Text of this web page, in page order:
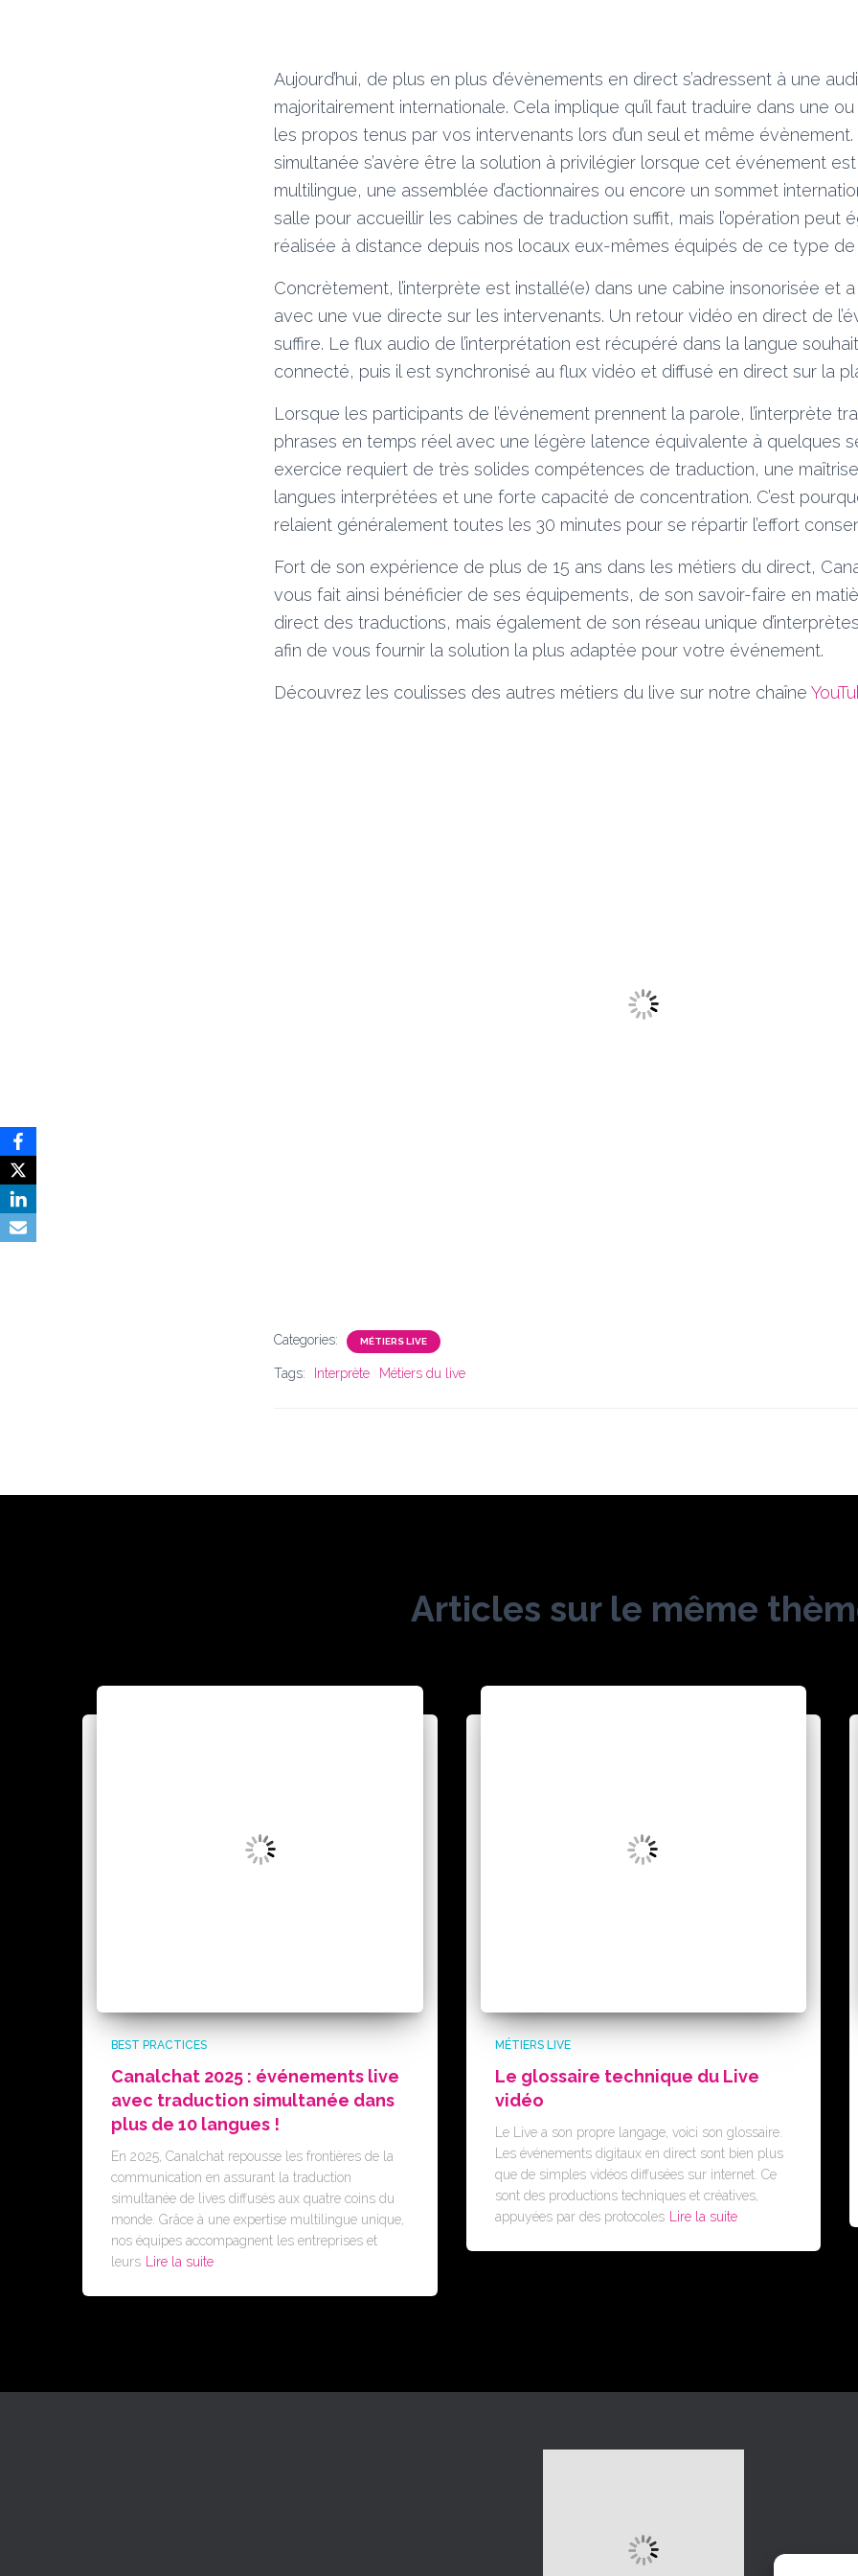
Aujourd’hui, de plus en plus d’évènements en direct s’adressent à une
majoritairement internationale. Cela implique qu’il faut traduire dans une
les propos tenus par vos intervenants lors d’un seul et même évènement.
simultanée s’avère être la solution à privilégier lorsque cet événement
multilingue, une assemblée d’actionnaires ou encore un sommet
salle pour accueillir les cabines de traduction suffit, mais l’opération peut
réalisée à distance depuis nos locaux eux-mêmes équipés de ce type de
Concrètement, l’interprète est installé(e) dans une cabine insonorisée et
avec une vue directe sur les intervenants. Un retour vidéo en direct de
suffire. Le flux audio de l’interprétation est récupéré dans la langue
connecté, puis il est synchronisé au flux vidéo et diffusé en direct sur la
Lorsque les participants de l’événement prennent la parole, l’interprète
phrases en temps réel avec une légère latence équivalente à quelques
exercice requiert de très solides compétences de traduction, une
langues interprétées et une forte capacité de concentration. C’est
relaient généralement toutes les 30 minutes pour se répartir l’effort
Fort de son expérience de plus de 15 ans dans les métiers du direct,
vous fait ainsi bénéficier de ses équipements, de son savoir-faire en
direct des traductions, mais également de son réseau unique
afin de vous fournir la solution la plus adaptée pour votre événement.
Découvrez les coulisses des autres métiers du live sur notre chaîne
Categories: MÉTIERS LIVE
Tags: Interprète Métiers du live
Articles sur le même
BEST PRACTICES
Canalchat 2025 : événements live
avec traduction simultanée dans
plus de 10 langues !
En 2025, Canalchat repousse les frontières de la
communication en assurant la traduction
simultanée de lives diffusés aux quatre coins du
monde. Grâce à une expertise multilingue unique,
nos équipes accompagnent les entreprises et
leurs
Lire la suite
MÉTIERS LIVE
Le glossaire technique du Live
vidéo
Le Live a son propre langage, voici son glossaire.
Les événements digitaux en direct sont bien plus
que de simples vidéos diffusées sur internet. Ce
sont des productions techniques et créatives,
appuyées par des protocoles
Lire la suite